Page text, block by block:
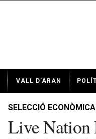
t
VALL D’ARAN
SELECCIÓ ECONÒMICA
Live Nation